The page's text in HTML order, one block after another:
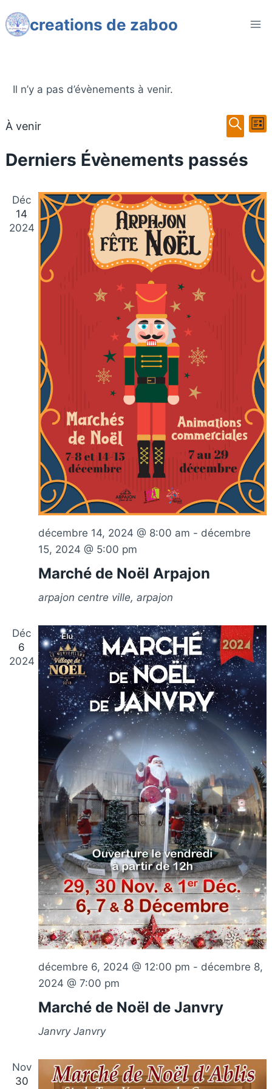
au
contenu
creations de zaboo
Il n’y a pas d’évènements à venir.
et
de
vues
À venir
une
Derniers Évènements passés
Déc
14
2024
décembre 14, 2024 @ 8:00 am - décembre
15, 2024 @ 5:00 pm
Marché de Noël Arpajon
arpajon centre ville, arpajon
Déc
6
2024
décembre 6, 2024 @ 12:00 pm - décembre 8,
2024 @ 7:00 pm
Marché de Noël de Janvry
Janvry Janvry
Nov
30